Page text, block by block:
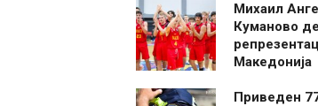
Михаил
Куманово
Македонија
Приведен